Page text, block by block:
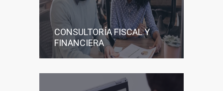
CONSULTORÍA FISCAL Y
FINANCIERA